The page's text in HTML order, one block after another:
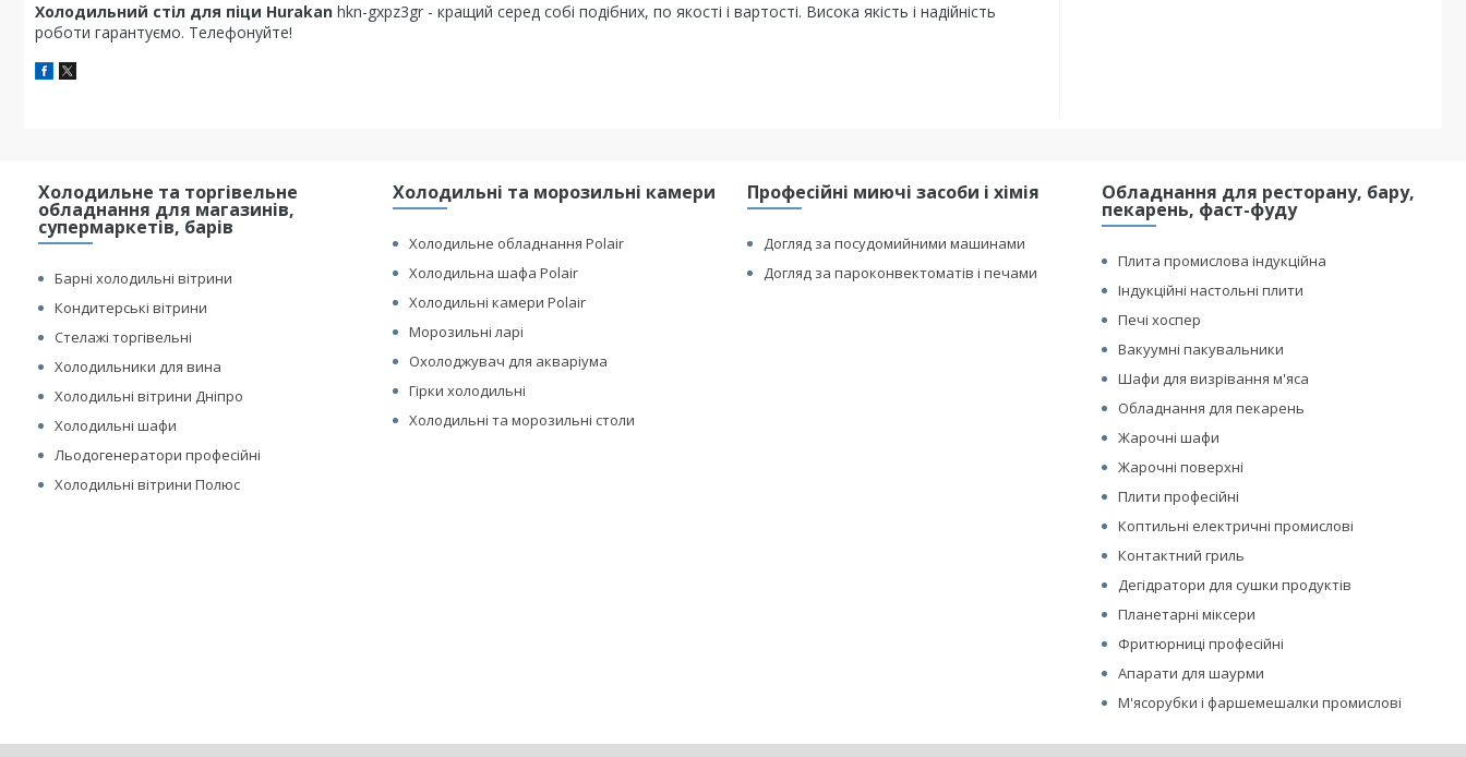
Холодильний стіл для піци Hurakan hkn-gxpz3gr - кращий серед собі подібних, по якості і вартості. Висока якість і надійність
роботи гарантуємо. Телефонуйте!
Холодильне та торгівельне
обладнання для магазинів,
супермаркетів, барів
Барні холодильні вітрини
Кондитерські вітрини
Стелажі торгівельні
Холодильники для вина
Холодильні вітрини Дніпро
Холодильні шафи
Льодогенератори професійні
Холодильні вітрини Полюс
Холодильні та морозильні камери
Холодильне обладнання Polair
Холодильна шафа Polair
Холодильні камери Polair
Морозильні ларі
Охолоджувач для акваріума
Гірки холодильні
Холодильні та морозильні столи
Професійні миючі засоби і хімія
Догляд за посудомийними машинами
Догляд за пароконвектоматів і печами
Обладнання для ресторану, бару,
пекарень, фаст-фуду
Плита промислова індукційна
Індукційні настольні плити
Печі хоспер
Вакуумні пакувальники
Шафи для визрівання м'яса
Обладнання для пекарень
Жарочні шафи
Жарочні поверхні
Плити професійні
Коптильні електричні промислові
Контактний гриль
Дегідратори для сушки продуктів
Планетарні міксери
Фритюрниці професійні
Апарати для шаурми
М'ясорубки і фаршемешалки промислові